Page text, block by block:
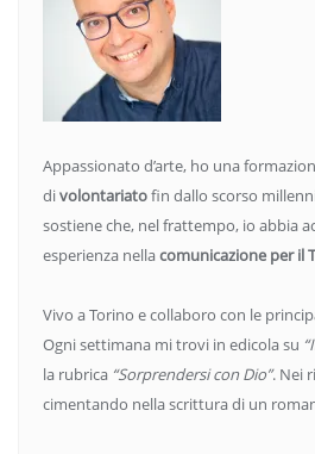
Appassionato d’arte, ho una
divolontariatofin dallo scorso
sostiene che, nel frattempo, io abbia
esperienza nellacomunicazione per il
Vivo a Torino e collaboro con le
Ogni settimana mi trovi in edicola su
la rubrica “Sorprendersi con Dio”. Nei
cimentando nella scrittura di un